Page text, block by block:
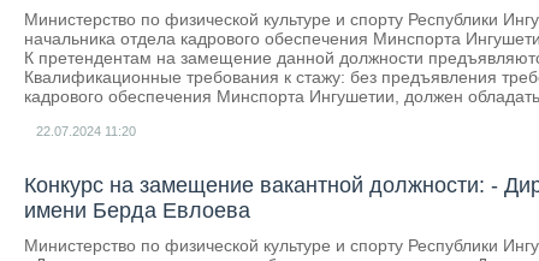
Министерство по физической культуре и спорту Республики
начальника отдела кадрового обеспечения Минспорта
К претендентам на замещение данной должности
Квалификационные требования к стажу: без предъявления
кадрового обеспечения Минспорта Ингушетии, должен
22.07.2024 11:20
Конкурс на замещение вакантной должности: -
имени Берда Евлоева
Министерство по физической культуре и спорту Республики